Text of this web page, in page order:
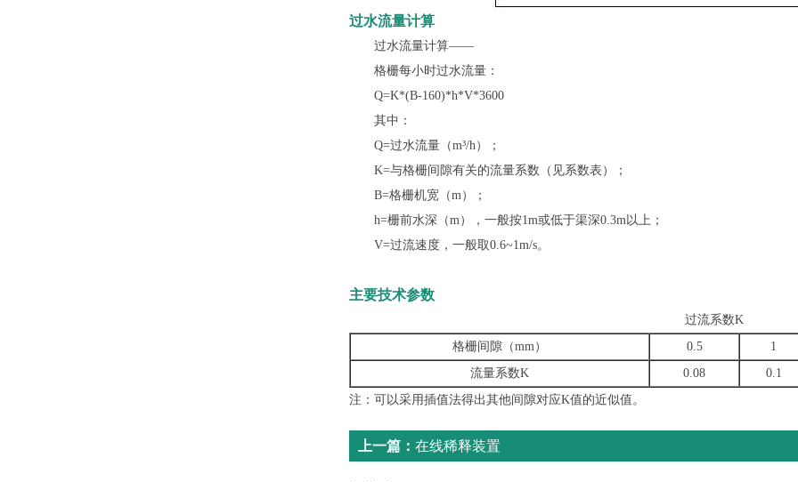
过水流量计算
过水流量计算——
格栅每小时过水流量：
Q=K*(B-160)*h*V*3600
其中：
Q=过水流量（m³/h）；
K=与格栅间隙有关的流量系数（见系数表）；
B=格栅机宽（m）；
h=栅前水深（m），一般按1m或低于渠深0.3m以上；
V=过流速度，一般取0.6~1m/s。
主要技术参数
过流系数K
格栅间隙（mm）
0.5 1
流量系数K
0.08 0.1
注：可以采用插值法得出其他间隙对应K值的近似值。
上一篇： 在线稀释装置